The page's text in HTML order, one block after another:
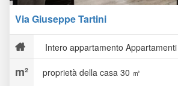
Via Giuseppe Tartini
Intero appartamento Appartamenti
proprietà della casa 30 ㎡